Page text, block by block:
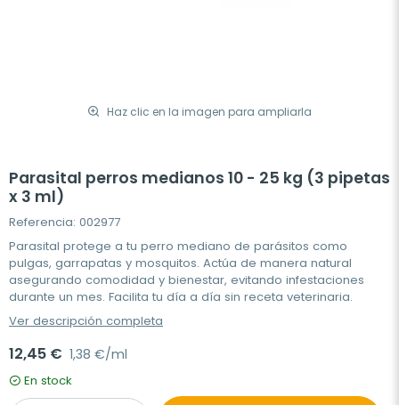
Haz clic en la imagen para ampliarla
Parasital perros medianos 10 - 25 kg (3 pipetas
x 3 ml)
Referencia: 002977
Parasital protege a tu perro mediano de parásitos como
pulgas, garrapatas y mosquitos. Actúa de manera natural
asegurando comodidad y bienestar, evitando infestaciones
durante un mes. Facilita tu día a día sin receta veterinaria.
Ver descripción completa
12,45 € 1,38 €/ml
En stock